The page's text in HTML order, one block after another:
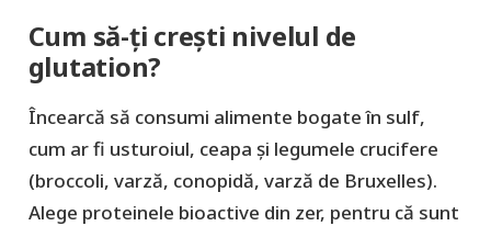
Cum să-ți crești nivelul de
glutation?
Încearcă să consumi alimente bogate în sulf,
cum ar fi usturoiul, ceapa și legumele crucifere
(broccoli, varză, conopidă, varză de Bruxelles).
Alege proteinele bioactive din zer, pentru că sunt